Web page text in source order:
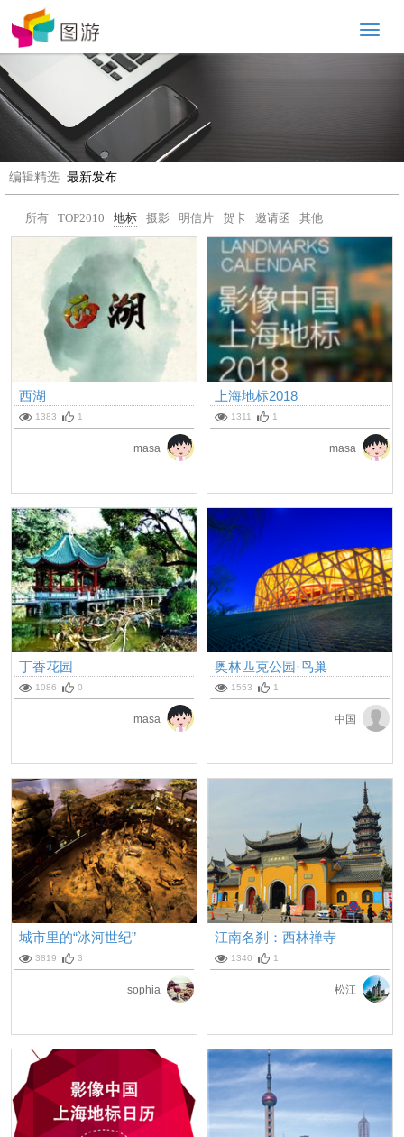
编辑精选 最新发布
所有 TOP2010 地标 摄影 明信片 贺卡 邀请函 其他
西湖
1383 1
masa
上海地标2018
1311 1
masa
丁香花园
1086 0
masa
奥林匹克公园·鸟巢
1553 1
中国
城市里的“冰河世纪”
3819 3
sophia
江南名刹：西林禅寺
1340 1
松江